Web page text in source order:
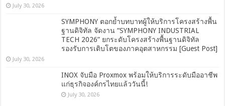
July 30, 2026
SYMPHONY ตอกย้ำบทบาทผู้ให้บริการโครงสร้างพื้น
ฐานดิจิทัล จัดงาน “SYMPHONY INDUSTRIAL
TECH 2026” ยกระดับโครงสร้างพื้นฐานดิจิทัล
รองรับการเติบโตของภาคอุตสาหกรรม [Guest Post]
July 30, 2026
INOX จับมือ Proxmox พร้อมให้บริการระดับมืออาชีพ
แก่ธุรกิจองค์กรไทยแล้ววันนี้!
July 30, 2026